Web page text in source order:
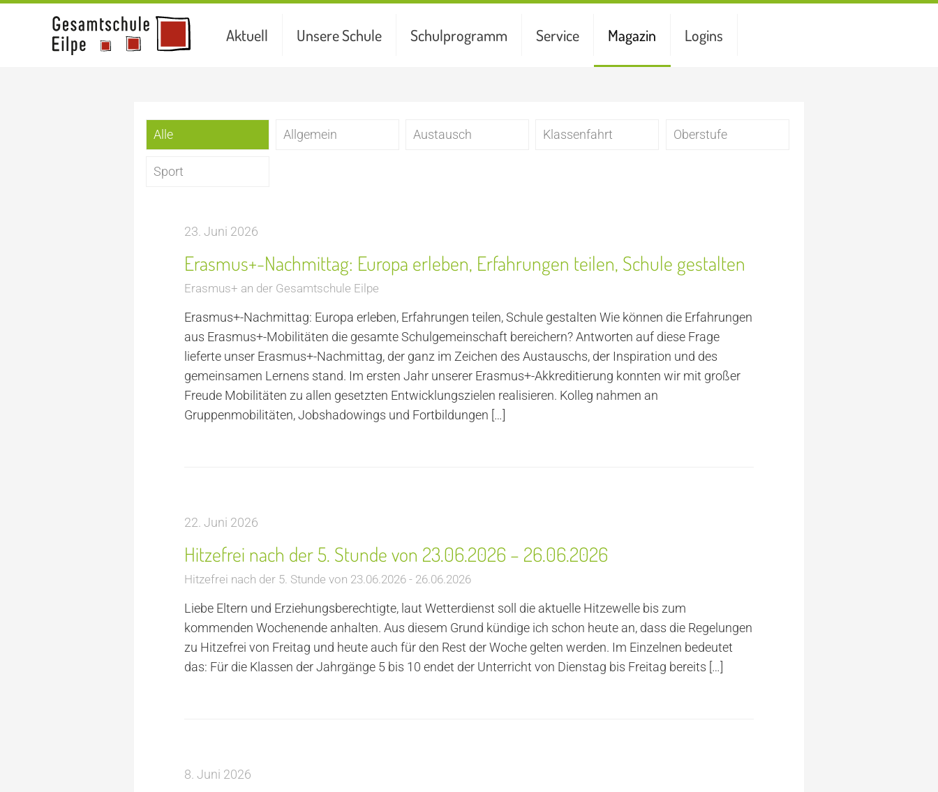
Aktuell Unsere Schule Schulprogramm Service Magazin Logins
Alle Allgemein Austausch Klassenfahrt Oberstufe
Sport
23. Juni 2026
Erasmus+-Nachmittag: Europa erleben, Erfahrungen teilen, Schule gestalten
Erasmus+ an der Gesamtschule Eilpe
Erasmus+-Nachmittag: Europa erleben, Erfahrungen teilen, Schule gestalten Wie können die Erfahrungen
aus Erasmus+-Mobilitäten die gesamte Schulgemeinschaft bereichern? Antworten auf diese Frage
lieferte unser Erasmus+-Nachmittag, der ganz im Zeichen des Austauschs, der Inspiration und des
gemeinsamen Lernens stand. Im ersten Jahr unserer Erasmus+-Akkreditierung konnten wir mit großer
Freude Mobilitäten zu allen gesetzten Entwicklungszielen realisieren. Kolleg nahmen an
Gruppenmobilitäten, Jobshadowings und Fortbildungen […]
22. Juni 2026
Hitzefrei nach der 5. Stunde von 23.06.2026 – 26.06.2026
Hitzefrei nach der 5. Stunde von 23.06.2026 - 26.06.2026
Liebe Eltern und Erziehungsberechtigte, laut Wetterdienst soll die aktuelle Hitzewelle bis zum
kommenden Wochenende anhalten. Aus diesem Grund kündige ich schon heute an, dass die Regelungen
zu Hitzefrei von Freitag und heute auch für den Rest der Woche gelten werden. Im Einzelnen bedeutet
das: Für die Klassen der Jahrgänge 5 bis 10 endet der Unterricht von Dienstag bis Freitag bereits […]
8. Juni 2026